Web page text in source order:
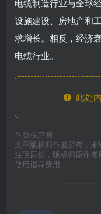
电缆制造行业与全球
设施建设、房地产和
求增长。相反，经济
电缆行业。
此处内
© 版权声明
文章版权归作者所有，
注明原创，版权归原作
使用指导费用。